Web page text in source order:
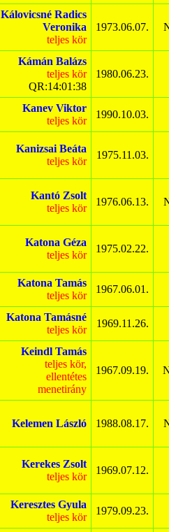
Kálovicsné Radics
Veronika
teljes kör
1973.06.07.
Kámán Balázs
teljes kör
QR:14:01:38
1980.06.23.
Kanev Viktor
teljes kör
1990.10.03.
Kanizsai Beáta
teljes kör
1975.11.03.
Kantó Zsolt
teljes kör
1976.06.13.
Katona Géza
teljes kör
1975.02.22.
Katona Tamás
teljes kör
1967.06.01.
Katona Tamásné
teljes kör
1969.11.26.
Keindl Tamás
teljes kör,
ellentétes
menetirány
1967.09.19.
Kelemen László 1988.08.17.
Kerekes Zsolt
teljes kör
1969.07.12.
Keresztes Gyula
teljes kör
1979.09.23.